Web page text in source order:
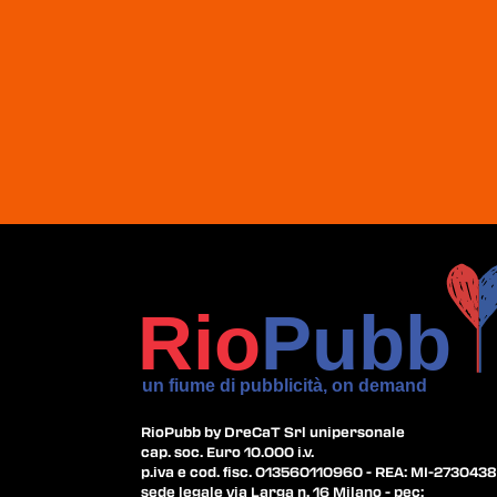
RioPubb by DreCaT Srl unipersonale
cap. soc. Euro 10.000 i.v.
p.iva e cod. fisc. 013560110960 - REA: MI-2730438
sede legale via Larga n. 16 Milano - pec: